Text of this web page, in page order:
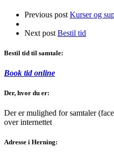
Previous post Kurser og
Next post Bestil tid
Bestil tid til samtale:
Book tid online
Der, hvor du er:
Der er mulighed for samtaler
over internettet
Adresse i Herning: